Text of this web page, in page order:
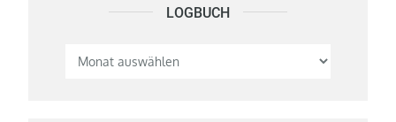
LOGBUCH Logbuch